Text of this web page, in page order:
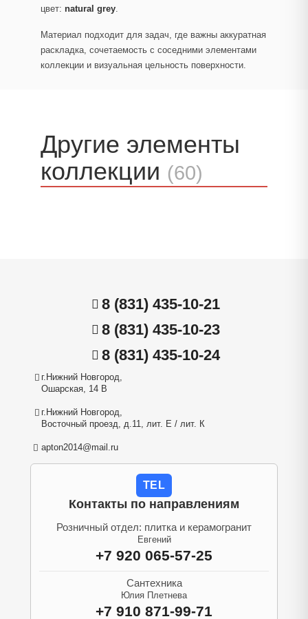
цвет: natural grey.
Материал подходит для задач, где важны аккуратная
раскладка, сочетаемость с соседними элементами
коллекции и визуальная цельность поверхности.
Другие элементы
коллекции (60)
8 (831) 435-10-21
8 (831) 435-10-23
8 (831) 435-10-24
г.Нижний Новгород,
Ошарская, 14 В
г.Нижний Новгород,
Восточный проезд, д.11, лит. Е / лит. К
apton2014@mail.ru
TEL
Контакты по направлениям
Розничный отдел: плитка и керамогранит
Евгений
+7 920 065-57-25
Сантехника
Юлия Плетнева
+7 910 871-99-71